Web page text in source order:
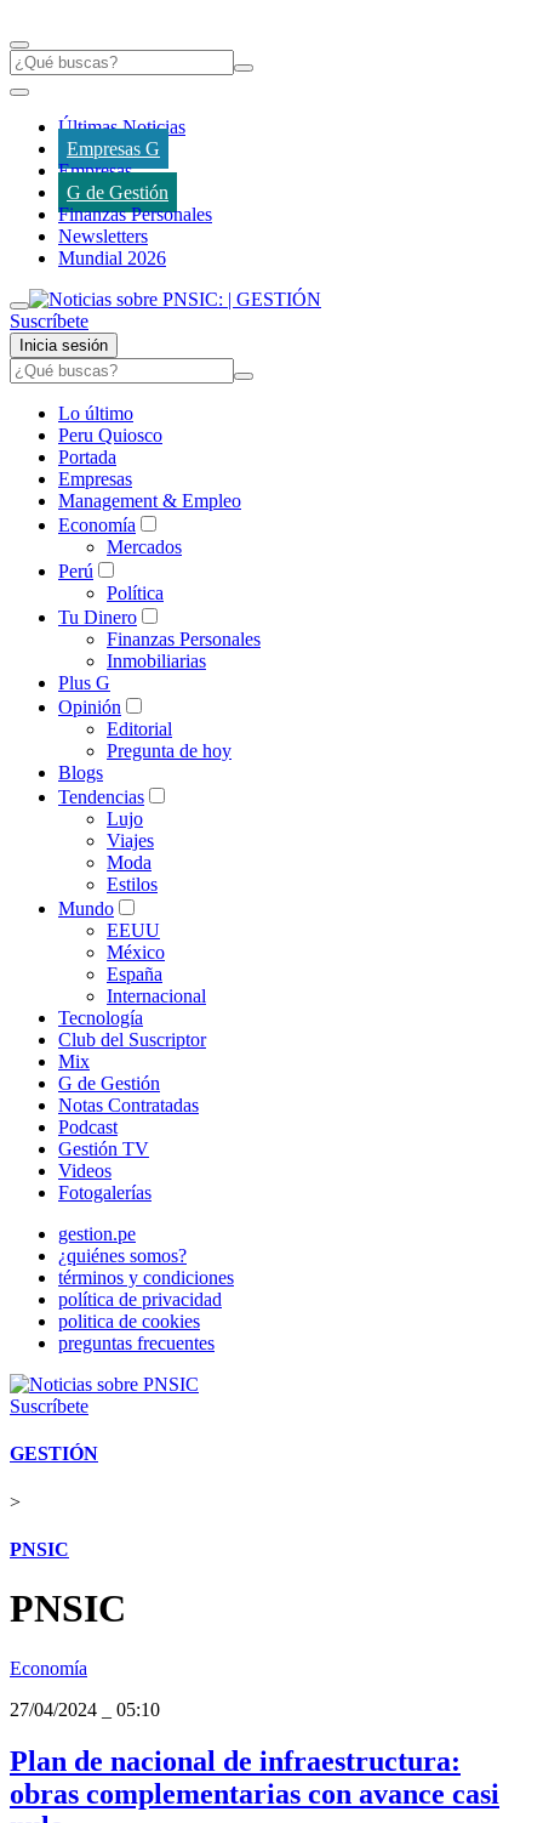
Últimas Noticias
Empresas G
Empresas
G de Gestión
Finanzas Personales
Newsletters
Mundial 2026
Suscríbete
Inicia sesión
Lo último
Peru Quiosco
Portada
Empresas
Management & Empleo
Economía
Mercados
Perú
Política
Tu Dinero
Finanzas Personales
Inmobiliarias
Plus G
Opinión
Editorial
Pregunta de hoy
Blogs
Tendencias
Lujo
Viajes
Moda
Estilos
Mundo
EEUU
México
España
Internacional
Tecnología
Club del Suscriptor
Mix
G de Gestión
Notas Contratadas
Podcast
Gestión TV
Videos
Fotogalerías
gestion.pe
¿quiénes somos?
términos y condiciones
política de privacidad
politica de cookies
preguntas frecuentes
Suscríbete
GESTIÓN
>
PNSIC
PNSIC
Economía
27/04/2024
05:10
Plan de nacional de infraestructura:
obras complementarias con avance casi